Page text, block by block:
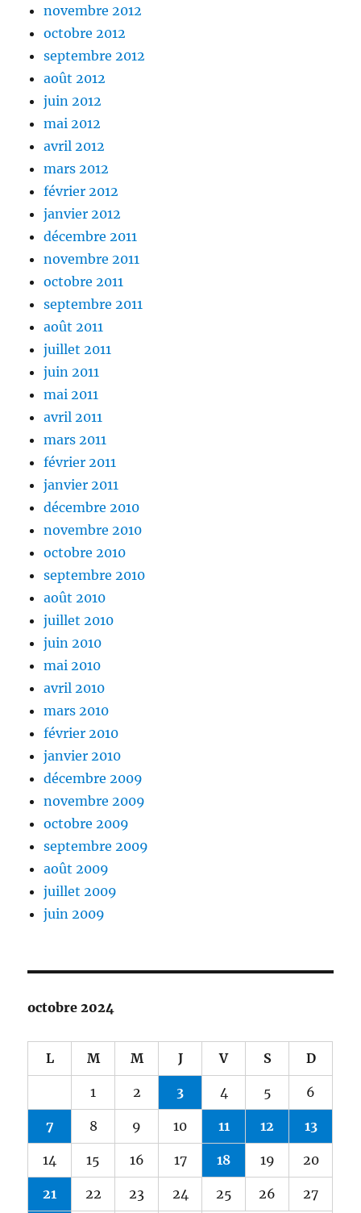
novembre 2012
octobre 2012
septembre 2012
août 2012
juin 2012
mai 2012
avril 2012
mars 2012
février 2012
janvier 2012
décembre 2011
novembre 2011
octobre 2011
septembre 2011
août 2011
juillet 2011
juin 2011
mai 2011
avril 2011
mars 2011
février 2011
janvier 2011
décembre 2010
novembre 2010
octobre 2010
septembre 2010
août 2010
juillet 2010
juin 2010
mai 2010
avril 2010
mars 2010
février 2010
janvier 2010
décembre 2009
novembre 2009
octobre 2009
septembre 2009
août 2009
juillet 2009
juin 2009
octobre 2024
L M M J V S D
1 2 3 4 5 6
7 8 9 10 11 12 13
14 15 16 17 18 19 20
21 22 23 24 25 26 27